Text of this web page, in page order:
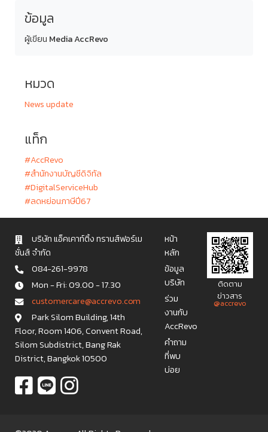
ข้อมูล
ผู้เขียน Media AccRevo
หมวด
News update
แท็ก
#AccRevo
#สำนักงานบัญชีดิจิทัล
#DigitalServiceHub
#ลดหย่อนภาษีปี67
บริษัท แอ็คเคาท์ติ้ง ทรานส์ฟอร์เม
ชั่นส์ จำกัด
084-261-9978
Mon - Fri: 09.00 - 17.30
c u s t o m e r c a r e @ a c c r e v o . c o m
Park Silom Building, 14th
Floor, Room 1406, Convent Road,
Silom Subdistrict, Bang Rak
District, Bangkok 10500
หน้า
หลัก
ข้อมูล
บริษัท
ร่วม
งานกับ
AccRevo
คำถาม
ที่พบ
บ่อย
ติดตาม
ข่าวสาร
@accrevo